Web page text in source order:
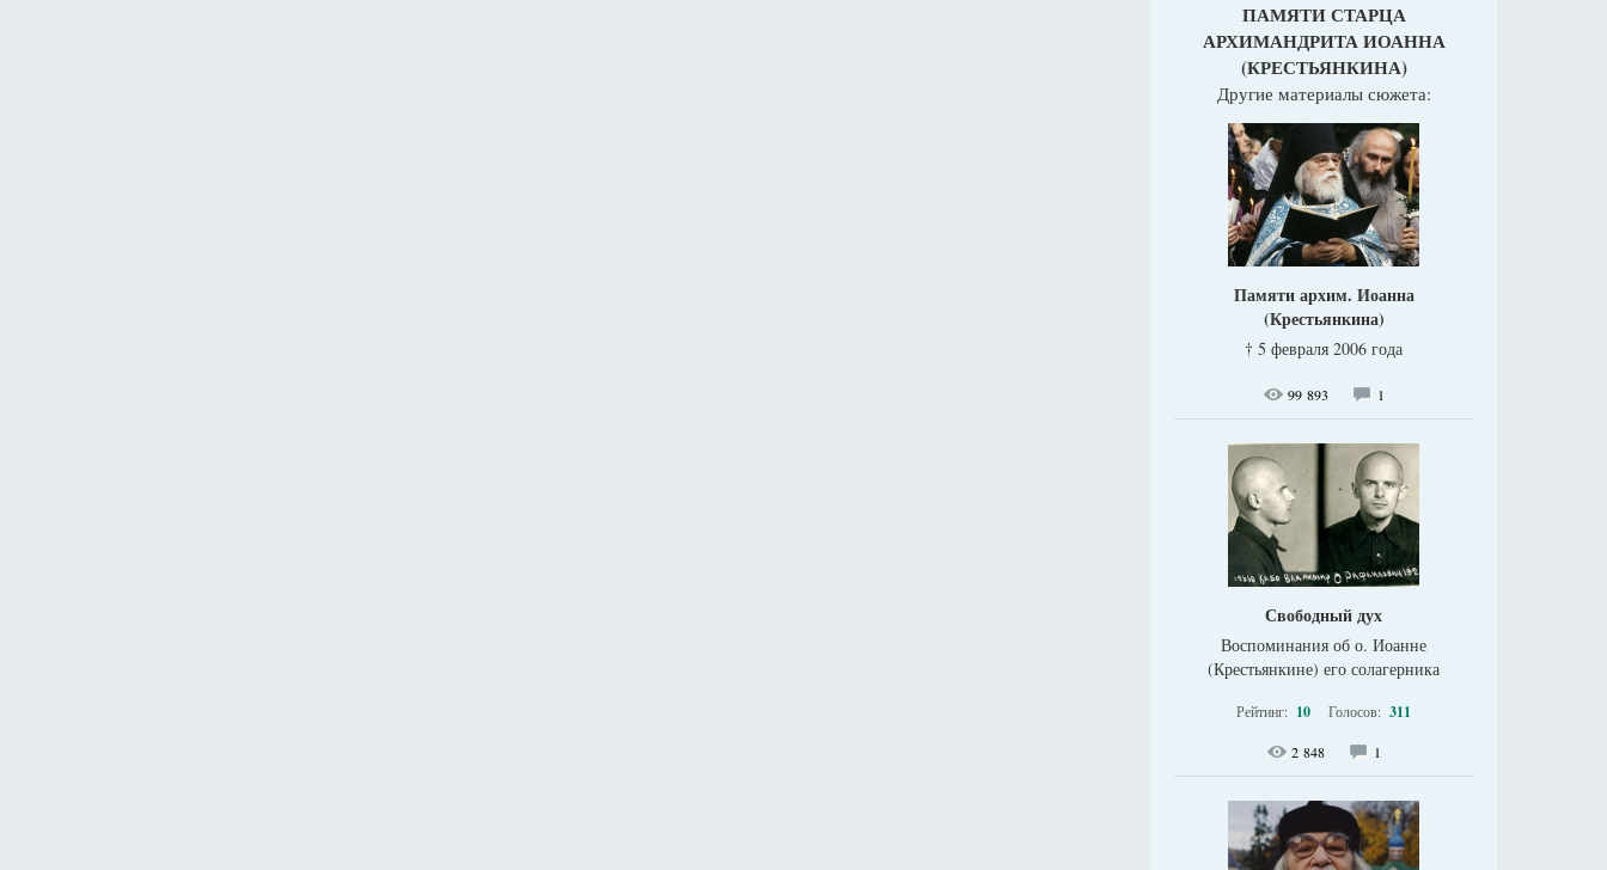
ПАМЯТИ СТАРЦА
АРХИМАНДРИТА ИОАННА
(КРЕСТЬЯНКИНА)
Другие материалы сюжета:
Памяти архим. Иоанна
(Крестьянкина)
† 5 февраля 2006 года
99 893 1
Свободный дух
Воспоминания об о. Иоанне
(Крестьянкине) его солагерника
Рейтинг: 10 Голосов: 311
2 848 1